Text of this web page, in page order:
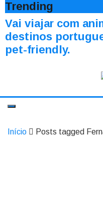
Trending
Vai viajar com
destinos
pet-friendly.
Início Posts tagged